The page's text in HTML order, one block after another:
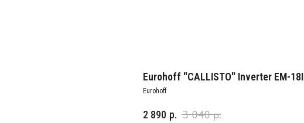
Eurohoff "CALLISTO" Inverter EM-18I
Eurohoff
2 890 р. 3 040 р.